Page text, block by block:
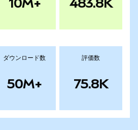
10M+ 483.8K
ダウンロード数
50M+
評価数
75.8K